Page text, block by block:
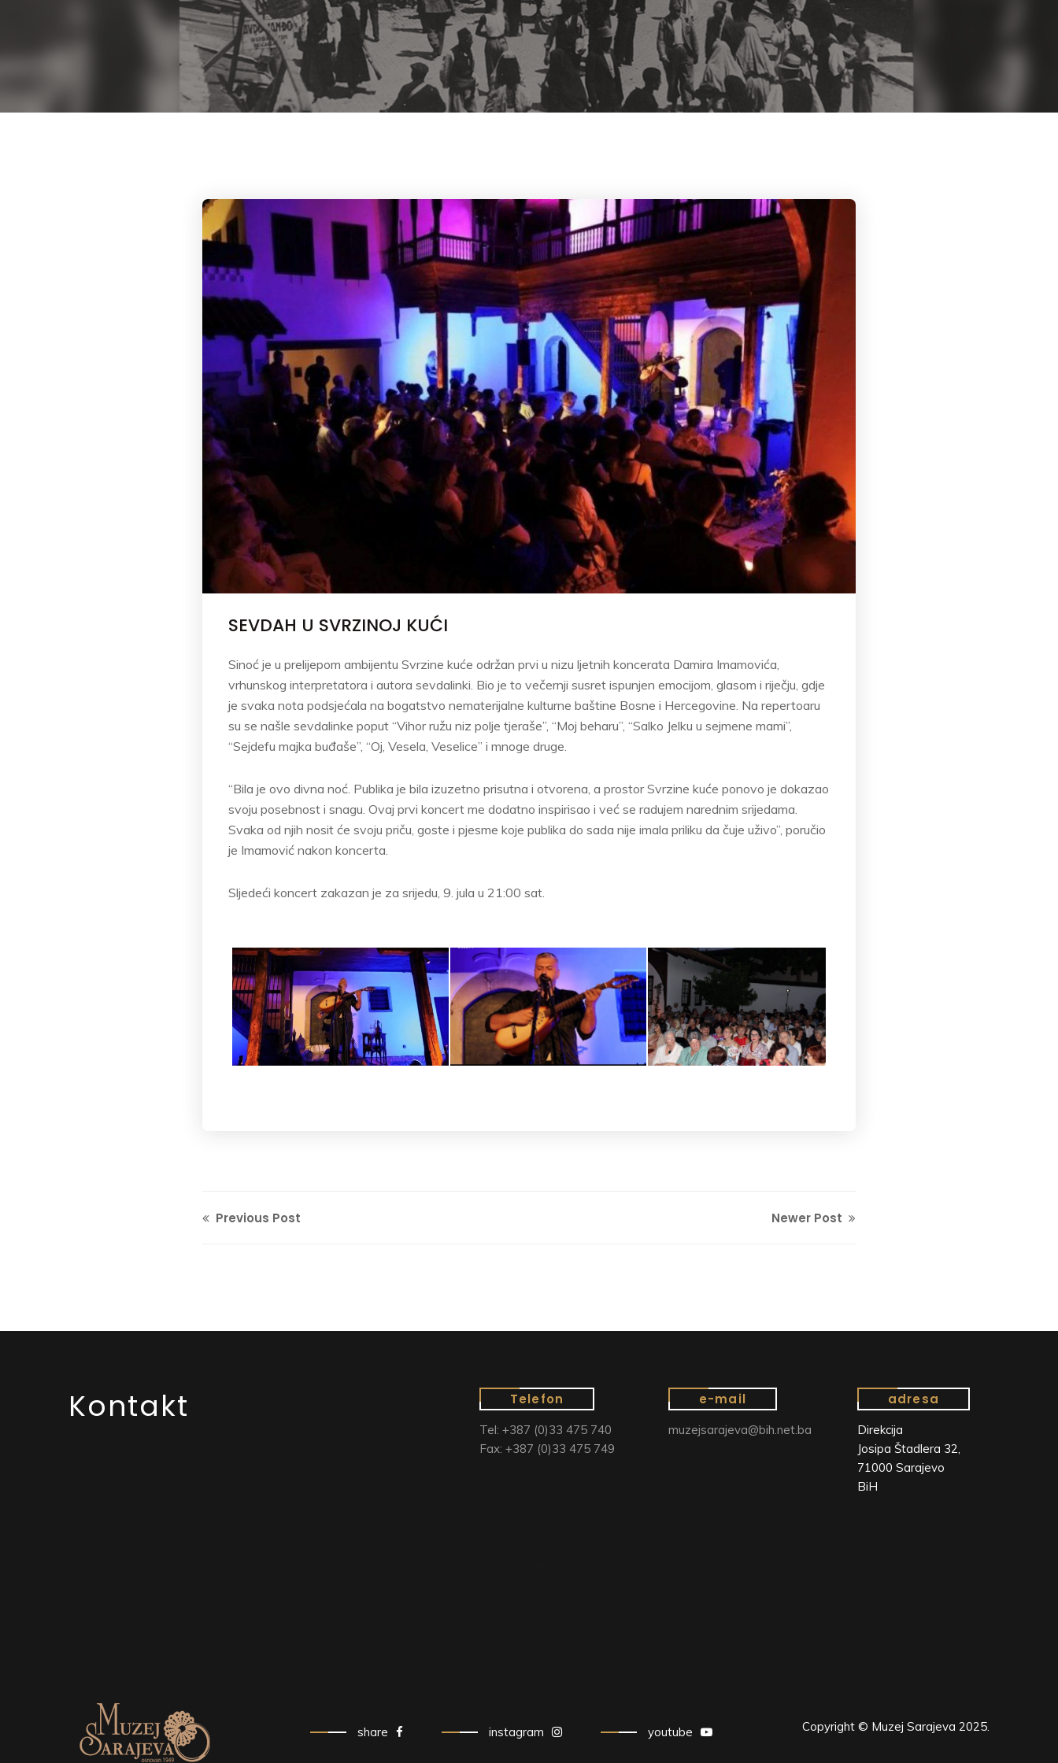
SEVDAH U SVRZINOJ KUĆI
Sinoć je u prelijepom ambijentu Svrzine kuće održan prvi u nizu ljetnih koncerata Damira Imamovića,
vrhunskog interpretatora i autora sevdalinki. Bio je to večernji susret ispunjen emocijom, glasom i riječju, gdje
je svaka nota podsjećala na bogatstvo nematerijalne kulturne baštine Bosne i Hercegovine. Na repertoaru
su se našle sevdalinke poput “Vihor ružu niz polje tjeraše”, “Moj beharu”, “Salko Jelku u sejmene mami”,
“Sejdefu majka buđaše”, “Oj, Vesela, Veselice” i mnoge druge.
“Bila je ovo divna noć. Publika je bila izuzetno prisutna i otvorena, a prostor Svrzine kuće ponovo je dokazao
svoju posebnost i snagu. Ovaj prvi koncert me dodatno inspirisao i već se radujem narednim srijedama.
Svaka od njih nosit će svoju priču, goste i pjesme koje publika do sada nije imala priliku da čuje uživo”, poručio
je Imamović nakon koncerta.
Sljedeći koncert zakazan je za srijedu, 9. jula u 21:00 sat.
Previous Post Newer Post
Kontakt Telefon
Tel: +387 (0)33 475 740
Fax: +387 (0)33 475 749
e-mail
muzejsarajeva@bih.net.ba
adresa
Direkcija
Josipa Štadlera 32,
71000 Sarajevo
BiH
share instagram youtube Copyright © Muzej Sarajeva 2025.